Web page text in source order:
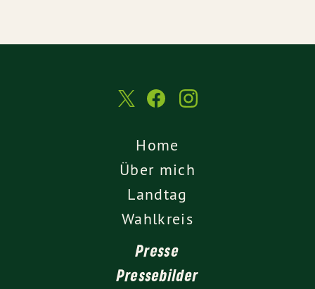
Home
Über mich
Landtag
Wahlkreis
Presse
Pressebilder